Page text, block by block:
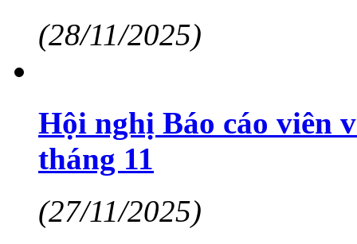
(28/11/2025)
Hội nghị Báo cáo viên
tháng 11
(27/11/2025)